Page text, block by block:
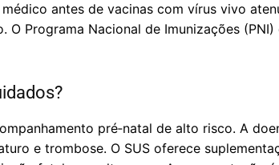
antes de vacinas com vírus vivo
Programa Nacional de Imunizações
pré‑natal de alto risco. A
e trombose. O SUS oferece